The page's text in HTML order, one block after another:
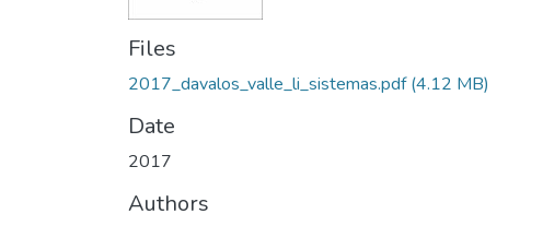
Files
2017_davalos_valle_li_sistemas.pdf(4.12 MB)
Date
2017
Authors